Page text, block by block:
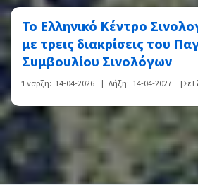
Το Ελληνικό Κέντρο
με τρεις διακρίσεις του
Συμβουλίου Σινολόγων
Έναρξη: 14-04-2026 | Λήξη: 14-04-2027 [Σε